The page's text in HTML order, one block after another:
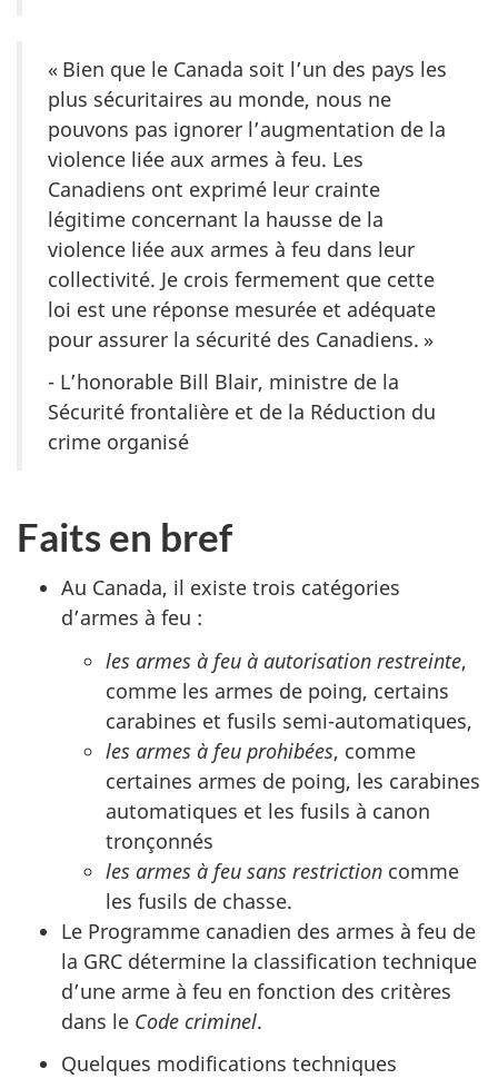
« Bien que le Canada soit l’un des pays les
plus sécuritaires au monde, nous ne
pouvons pas ignorer l’augmentation de la
violence liée aux armes à feu. Les
Canadiens ont exprimé leur crainte
légitime concernant la hausse de la
violence liée aux armes à feu dans leur
collectivité. Je crois fermement que cette
loi est une réponse mesurée et adéquate
pour assurer la sécurité des Canadiens. »
- L’honorable Bill Blair, ministre de la
Sécurité frontalière et de la Réduction du
crime organisé
Faits en bref
Au Canada, il existe trois catégories
d’armes à feu :
les armes à feu à autorisation restreinte,
comme les armes de poing, certains
carabines et fusils semi-automatiques,
les armes à feu prohibées, comme
certaines armes de poing, les carabines
automatiques et les fusils à canon
tronçonnés
les armes à feu sans restriction comme
les fusils de chasse.
Le Programme canadien des armes à feu de
la GRC détermine la classification technique
d’une arme à feu en fonction des critères
dans le Code criminel.
Quelques modifications techniques